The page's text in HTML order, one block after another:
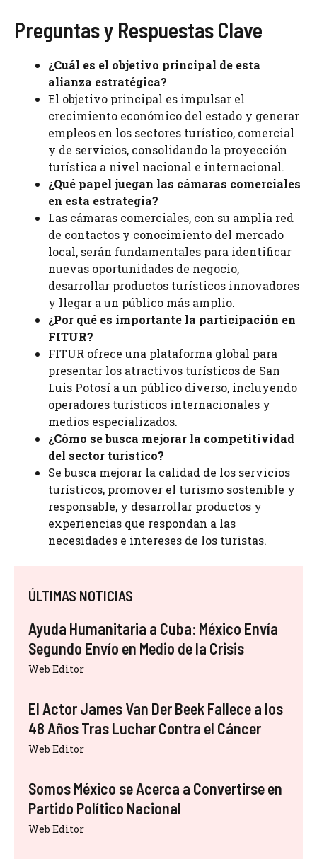
Preguntas y Respuestas Clave
¿Cuál es el objetivo principal de esta
alianza estratégica?
El objetivo principal es impulsar el
crecimiento económico del estado y generar
empleos en los sectores turístico, comercial
y de servicios, consolidando la proyección
turística a nivel nacional e internacional.
¿Qué papel juegan las cámaras comerciales
en esta estrategia?
Las cámaras comerciales, con su amplia red
de contactos y conocimiento del mercado
local, serán fundamentales para identificar
nuevas oportunidades de negocio,
desarrollar productos turísticos innovadores
y llegar a un público más amplio.
¿Por qué es importante la participación en
FITUR?
FITUR ofrece una plataforma global para
presentar los atractivos turísticos de San
Luis Potosí a un público diverso, incluyendo
operadores turísticos internacionales y
medios especializados.
¿Cómo se busca mejorar la competitividad
del sector turístico?
Se busca mejorar la calidad de los servicios
turísticos, promover el turismo sostenible y
responsable, y desarrollar productos y
experiencias que respondan a las
necesidades e intereses de los turistas.
ÚLTIMAS NOTICIAS
Ayuda Humanitaria a Cuba: México Envía
Segundo Envío en Medio de la Crisis
Web Editor
El Actor James Van Der Beek Fallece a los
48 Años Tras Luchar Contra el Cáncer
Web Editor
Somos México se Acerca a Convertirse en
Partido Político Nacional
Web Editor